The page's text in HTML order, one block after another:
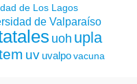
de Los Lagos
de Valparaíso
uoh upla
uv uvalpo vacuna